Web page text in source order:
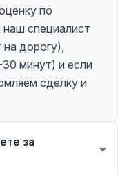
по
специалист
дорогу),
минут) и если
сделку и
за